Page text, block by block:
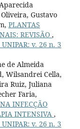
Gustavo
PLANTAS
REVISÃO ,
v. 26 n. 3
de Almeida
Wilsandrei Cella,
Ruiz, Juliana
Faria,
INFECÇÃO
INTENSIVA ,
v. 26 n. 3